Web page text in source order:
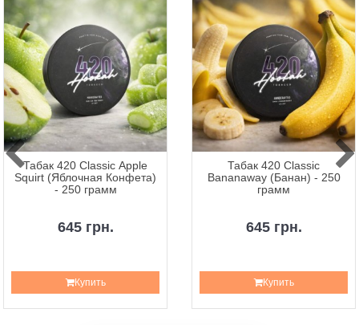
Табак 420 Classic Apple
Squirt (Яблочная Конфета)
- 250 грамм
645 грн.
Купить
Табак 420 Classic
Bananaway (Банан) - 250
грамм
645 грн.
Купить